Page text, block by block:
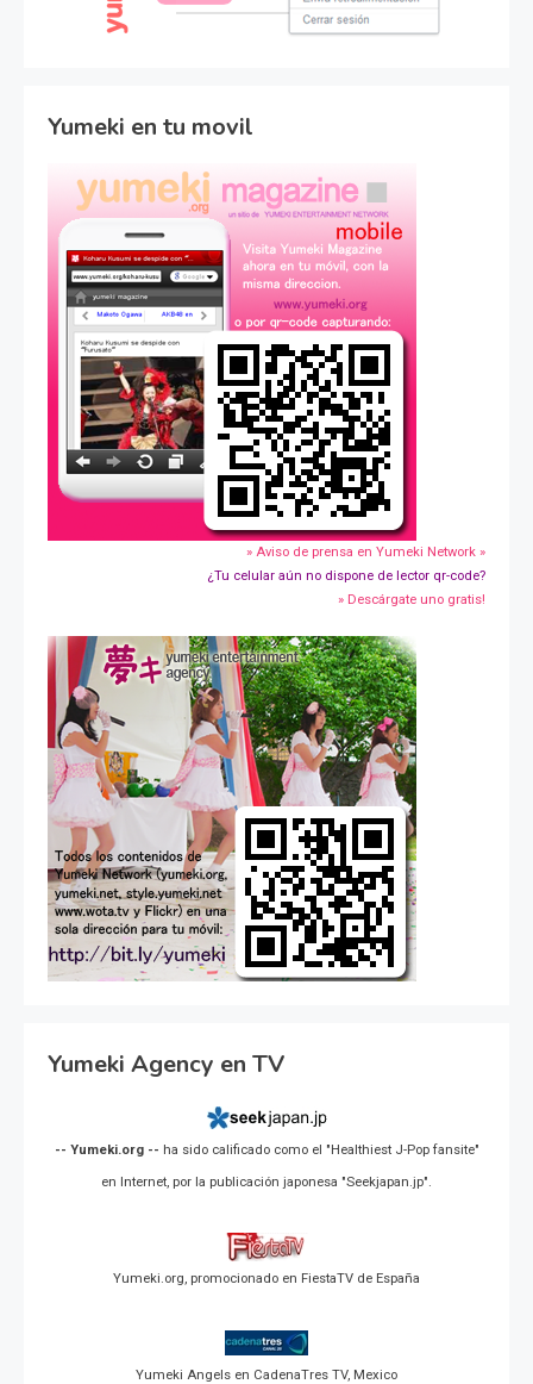
Yumeki en tu movil
» Aviso de prensa en Yumeki Network »
¿Tu celular aún no dispone de lector qr-code?
» Descárgate uno gratis!
Yumeki Agency en TV
-- Yumeki.org -- ha sido calificado como el "Healthiest J-Pop fansite"
en Internet, por la publicación japonesa "Seekjapan.jp".
Yumeki.org, promocionado en FiestaTV de España
Yumeki Angels en CadenaTres TV, Mexico